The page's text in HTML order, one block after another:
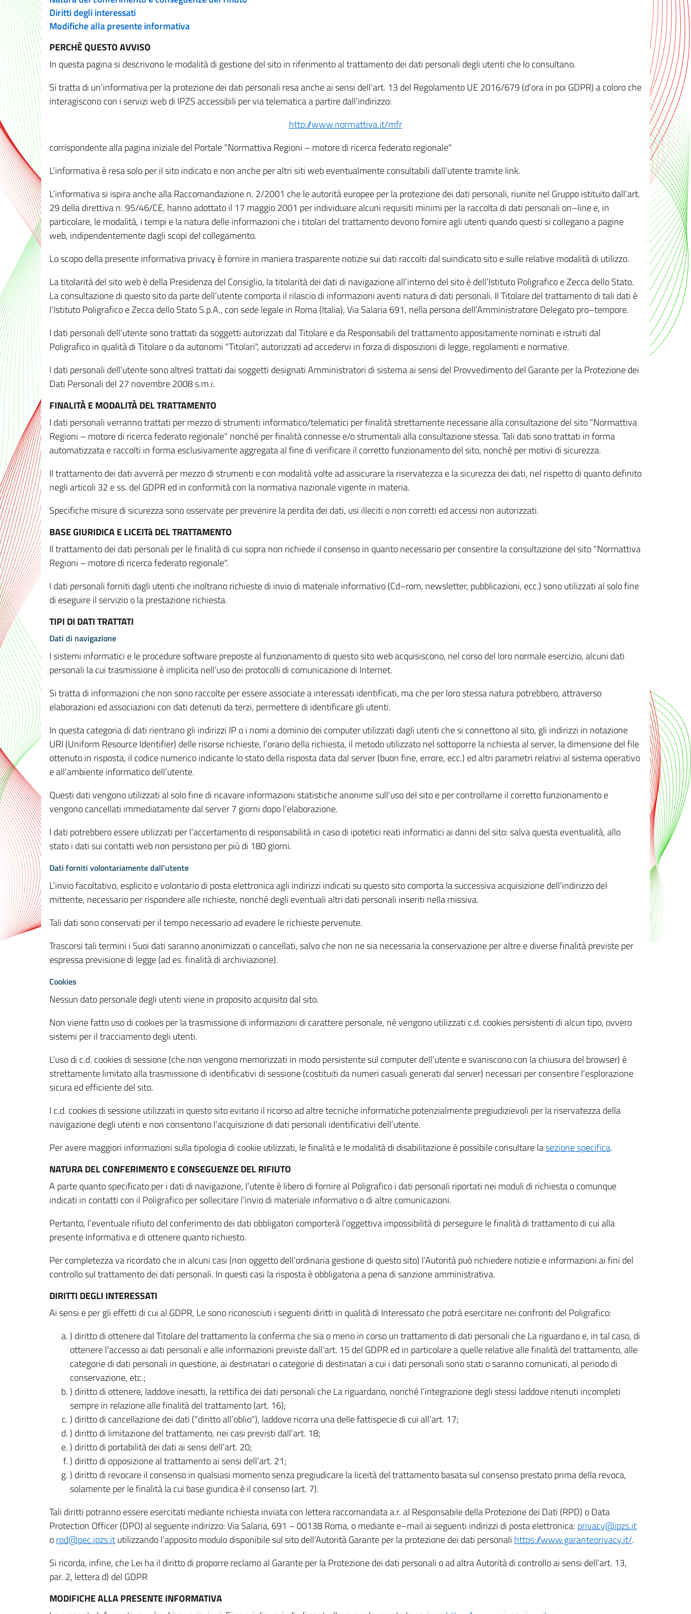
Diritti degli interessati
Modifiche alla presente informativa
PERCHÈ QUESTO AVVISO
In questa pagina si descrivono le modalità di gestione del sito in riferimento al trattamento dei dati personali degli utenti che lo consultano.
Si tratta di un’informativa per la protezione dei dati personali resa anche ai sensi dell’art. 13 del Regolamento UE 2016/679 (d’ora in poi GDPR) a coloro che
interagiscono con i servizi web di IPZS accessibili per via telematica a partire dall’indirizzo:
http://www.normattiva.it/mfr
corrispondente alla pagina iniziale del Portale "Normattiva Regioni – motore di ricerca federato regionale"
L’informativa è resa solo per il sito indicato e non anche per altri siti web eventualmente consultabili dall’utente tramite link.
L’informativa si ispira anche alla Raccomandazione n. 2/2001 che le autorità europee per la protezione dei dati personali, riunite nel Gruppo istituito dall’art.
29 della direttiva n. 95/46/CE, hanno adottato il 17 maggio 2001 per individuare alcuni requisiti minimi per la raccolta di dati personali on–line e, in
particolare, le modalità, i tempi e la natura delle informazioni che i titolari del trattamento devono fornire agli utenti quando questi si collegano a pagine
web, indipendentemente dagli scopi del collegamento.
Lo scopo della presente informativa privacy è fornire in maniera trasparente notizie sui dati raccolti dal suindicato sito e sulle relative modalità di utilizzo.
La titolarità del sito web è della Presidenza del Consiglio, la titolarità dei dati di navigazione all’interno del sito è dell’Istituto Poligrafico e Zecca dello Stato.
La consultazione di questo sito da parte dell’utente comporta il rilascio di informazioni aventi natura di dati personali. Il Titolare del trattamento di tali dati è
l’Istituto Poligrafico e Zecca dello Stato S.p.A., con sede legale in Roma (Italia), Via Salaria 691, nella persona dell’Amministratore Delegato pro–tempore.
I dati personali dell’utente sono trattati da soggetti autorizzati dal Titolare e da Responsabili del trattamento appositamente nominati e istruiti dal
Poligrafico in qualità di Titolare o da autonomi "Titolari", autorizzati ad accedervi in forza di disposizioni di legge, regolamenti e normative.
I dati personali dell’utente sono altresì trattati dai soggetti designati Amministratori di sistema ai sensi del Provvedimento del Garante per la Protezione dei
Dati Personali del 27 novembre 2008 s.m.i.
FINALITÀ E MODALITÀ DEL TRATTAMENTO
I dati personali verranno trattati per mezzo di strumenti informatico/telematici per finalità strettamente necessarie alla consultazione del sito "Normattiva
Regioni – motore di ricerca federato regionale" nonché per finalità connesse e/o strumentali alla consultazione stessa. Tali dati sono trattati in forma
automatizzata e raccolti in forma esclusivamente aggregata al fine di verificare il corretto funzionamento del sito, nonché per motivi di sicurezza.
Il trattamento dei dati avverrà per mezzo di strumenti e con modalità volte ad assicurare la riservatezza e la sicurezza dei dati, nel rispetto di quanto definito
negli articoli 32 e ss. del GDPR ed in conformità con la normativa nazionale vigente in materia.
Specifiche misure di sicurezza sono osservate per prevenire la perdita dei dati, usi illeciti o non corretti ed accessi non autorizzati.
BASE GIURIDICA E LICEITà DEL TRATTAMENTO
Il trattamento dei dati personali per le finalità di cui sopra non richiede il consenso in quanto necessario per consentire la consultazione del sito "Normattiva
Regioni – motore di ricerca federato regionale".
I dati personali forniti dagli utenti che inoltrano richieste di invio di materiale informativo (Cd–rom, newsletter, pubblicazioni, ecc.) sono utilizzati al solo fine
di eseguire il servizio o la prestazione richiesta.
TIPI DI DATI TRATTATI
Dati di navigazione
I sistemi informatici e le procedure software preposte al funzionamento di questo sito web acquisiscono, nel corso del loro normale esercizio, alcuni dati
personali la cui trasmissione è implicita nell’uso dei protocolli di comunicazione di Internet.
Si tratta di informazioni che non sono raccolte per essere associate a interessati identificati, ma che per loro stessa natura potrebbero, attraverso
elaborazioni ed associazioni con dati detenuti da terzi, permettere di identificare gli utenti.
In questa categoria di dati rientrano gli indirizzi IP o i nomi a dominio dei computer utilizzati dagli utenti che si connettono al sito, gli indirizzi in notazione
URI (Uniform Resource Identifier) delle risorse richieste, l’orario della richiesta, il metodo utilizzato nel sottoporre la richiesta al server, la dimensione del file
ottenuto in risposta, il codice numerico indicante lo stato della risposta data dal server (buon fine, errore, ecc.) ed altri parametri relativi al sistema operativo
e all’ambiente informatico dell’utente.
Questi dati vengono utilizzati al solo fine di ricavare informazioni statistiche anonime sull’uso del sito e per controllarne il corretto funzionamento e
vengono cancellati immediatamente dal server 7 giorni dopo l’elaborazione.
I dati potrebbero essere utilizzati per l’accertamento di responsabilità in caso di ipotetici reati informatici ai danni del sito: salva questa eventualità, allo
stato i dati sui contatti web non persistono per più di 180 giorni.
Dati forniti volontariamente dall’utente
L’invio facoltativo, esplicito e volontario di posta elettronica agli indirizzi indicati su questo sito comporta la successiva acquisizione dell’indirizzo del
mittente, necessario per rispondere alle richieste, nonché degli eventuali altri dati personali inseriti nella missiva.
Tali dati sono conservati per il tempo necessario ad evadere le richieste pervenute.
Trascorsi tali termini i Suoi dati saranno anonimizzati o cancellati, salvo che non ne sia necessaria la conservazione per altre e diverse finalità previste per
espressa previsione di legge (ad es. finalità di archiviazione).
Cookies
Nessun dato personale degli utenti viene in proposito acquisito dal sito.
Non viene fatto uso di cookies per la trasmissione di informazioni di carattere personale, né vengono utilizzati c.d. cookies persistenti di alcun tipo, ovvero
sistemi per il tracciamento degli utenti.
L’uso di c.d. cookies di sessione (che non vengono memorizzati in modo persistente sul computer dell’utente e svaniscono con la chiusura del browser) è
strettamente limitato alla trasmissione di identificativi di sessione (costituiti da numeri casuali generati dal server) necessari per consentire l’esplorazione
sicura ed efficiente del sito.
I c.d. cookies di sessione utilizzati in questo sito evitano il ricorso ad altre tecniche informatiche potenzialmente pregiudizievoli per la riservatezza della
navigazione degli utenti e non consentono l’acquisizione di dati personali identificativi dell’utente.
Per avere maggiori informazioni sulla tipologia di cookie utilizzati, le finalità e le modalità di disabilitazione è possibile consultare lasezione specifica.
NATURA DEL CONFERIMENTO E CONSEGUENZE DEL RIFIUTO
A parte quanto specificato per i dati di navigazione, l’utente è libero di fornire al Poligrafico i dati personali riportati nei moduli di richiesta o comunque
indicati in contatti con il Poligrafico per sollecitare l’invio di materiale informativo o di altre comunicazioni.
Pertanto, l’eventuale rifiuto del conferimento dei dati obbligatori comporterà l’oggettiva impossibilità di perseguire le finalità di trattamento di cui alla
presente Informativa e di ottenere quanto richiesto.
Per completezza va ricordato che in alcuni casi (non oggetto dell’ordinaria gestione di questo sito) l’Autorità può richiedere notizie e informazioni ai fini del
controllo sul trattamento dei dati personali. In questi casi la risposta è obbligatoria a pena di sanzione amministrativa.
DIRITTI DEGLI INTERESSATI
Ai sensi e per gli effetti di cui al GDPR, Le sono riconosciuti i seguenti diritti in qualità di Interessato che potrà esercitare nei confronti del Poligrafico:
) diritto di ottenere dal Titolare del trattamento la conferma che sia o meno in corso un trattamento di dati personali che La riguardano e, in tal caso, di
ottenere l’accesso ai dati personali e alle informazioni previste dall’art. 15 del GDPR ed in particolare a quelle relative alle finalità del trattamento, alle
categorie di dati personali in questione, ai destinatari o categorie di destinatari a cui i dati personali sono stati o saranno comunicati, al periodo di
conservazione, etc.;
) diritto di ottenere, laddove inesatti, la rettifica dei dati personali che La riguardano, nonché l’integrazione degli stessi laddove ritenuti incompleti
sempre in relazione alle finalità del trattamento (art. 16);
) diritto di cancellazione dei dati ("diritto all’oblio"), laddove ricorra una delle fattispecie di cui all’art. 17;
) diritto di limitazione del trattamento, nei casi previsti dall’art. 18;
) diritto di portabilità dei dati ai sensi dell’art. 20;
) diritto di opposizione al trattamento ai sensi dell’art. 21;
) diritto di revocare il consenso in qualsiasi momento senza pregiudicare la liceità del trattamento basata sul consenso prestato prima della revoca,
solamente per le finalità la cui base giuridica è il consenso (art. 7).
Tali diritti potranno essere esercitati mediante richiesta inviata con lettera raccomandata a.r. al Responsabile della Protezione dei Dati (RPD) o Data
Protection Officer (DPO) al seguente indirizzo: Via Salaria, 691 – 00138 Roma, o mediante e–mail ai seguenti indirizzi di posta elettronica: privacy@ipzs.it
orpd@pec.ipzs.itutilizzando l’apposito modulo disponibile sul sito dell’Autorità Garante per la protezione dei dati personali https://www.garanteprivacy.it/.
Si ricorda, infine, che Lei ha il diritto di proporre reclamo al Garante per la Protezione dei dati personali o ad altra Autorità di controllo ai sensi dell’art. 13,
par. 2, lettera d) del GDPR
MODIFICHE ALLA PRESENTE INFORMATIVA